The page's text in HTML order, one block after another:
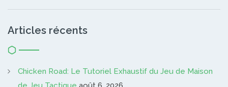
Articles récents
Chicken Road: Le Tutoriel Exhaustif du Jeu de Maison